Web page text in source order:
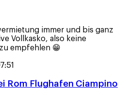
immer und bis ganz
Vollkasko, also keine
empfehlen 😁
Rom Flughafen Ciampino